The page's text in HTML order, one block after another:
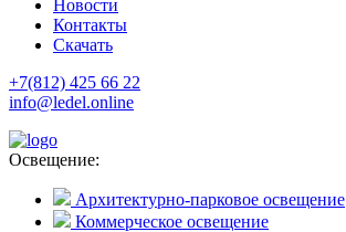
Новости
Контакты
Скачать
+7(812) 425 66 22
info@ledel.online
Освещение:
Архитектурно-парковое освещение
Коммерческое освещение